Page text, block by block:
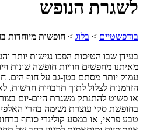
לשגרת הנופש
בודפשטיים > בלוג > חופשות מיוחדות
בעידן שבו הטיסות הפכו נגישות יותר
מאיתנו מחפשים חוויות חופשה שונות
עמוק יותר מסתם בטן-גב על חוף הים.
הזדמנות לצלול לתוך תרבויות חדשות,
או פשוט להתנתק משגרת היום-יום
בחופשת סקי עוצרת נשימה בהרי
טבע פראי, או במסע קולינרי סוחף